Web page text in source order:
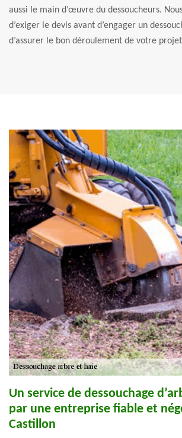
aussi le main d’œuvre du dessoucheurs.
d’exiger le devis avant d’engager un
d’assurer le bon déroulement de votre
Un service de dessouchage
par une entreprise fiable et
Castillon